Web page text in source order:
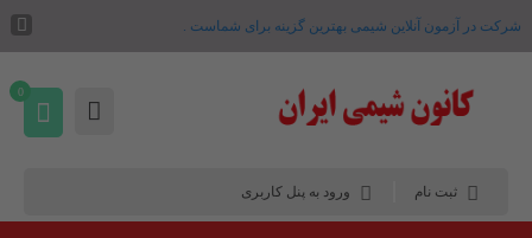
شرکت در آزمون آنلاین شیمی بهترین گزینه برای شماست .
ثبت نام ورود به پنل کاربری
0